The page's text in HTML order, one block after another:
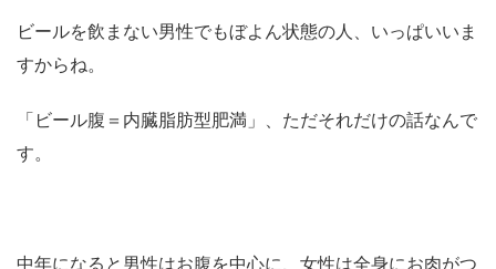
ビールを飲まない男性でもぼよん状態の人、いっぱいいま
すからね。
「ビール腹＝内臓脂肪型肥満」、ただそれだけの話なんで
す。
中年になると男性はお腹を中心に、女性は全身にお肉がつ